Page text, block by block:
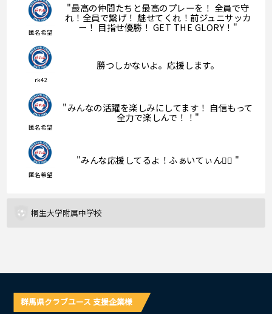
匿名希望
"最高の仲間たちと最高のプレーを！ 全員で守
れ！全員で繋げ！ 魅せてくれ！前ジュニサッカ
ー！ 目指せ優勝！ GET THE GLORY！"
rk42
勝つしかないよ。応援します。
匿名希望
"みんなの活躍を楽しみにしてます！ 自信もって
全力で楽しんで！！"
匿名希望
"みんな応援してるよ！ふぁいてぃん‪❤️‍🔥 "
桐生大学附属中学校
群馬県クラブユース 支援企業様